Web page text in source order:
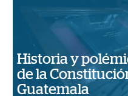
Historia y
de la
Guatemala